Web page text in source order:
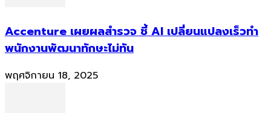
Accenture เผยผลสำรวจ ชี้ AI เปลี่ยนแปลงเร็วทำ
พนักงานพัฒนาทักษะไม่ทัน
พฤศจิกายน 18, 2025